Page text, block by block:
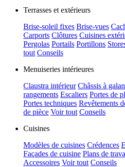
Terrasses et extérieurs
Brise-soleil fixes Brise-vues
Carports Clôtures Cuisines
Pergolas Portails Portillons
tout Conseils
Menuiseries intérieures
Claustra intérieur Châssis à
rangements Escaliers Portes de
Portes techniques Revêtements
de pièce Voir tout Conseils
Cuisines
Modèles de cuisines Crédences
Façades de cuisine Plans de
Accessoires Voir tout Conseils